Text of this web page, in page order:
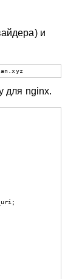
и
для nginx.